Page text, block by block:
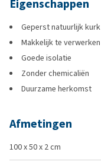
Eigenschappen
Geperst natuurlijk kurk
Makkelijk te verwerken
Goede isolatie
Zonder chemicaliën
Duurzame herkomst
Afmetingen
100 x 50 x 2 cm